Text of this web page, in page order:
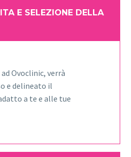
E SELEZIONE DELLA
Ovoclinic, verrà
e delineato il
a te e alle tue